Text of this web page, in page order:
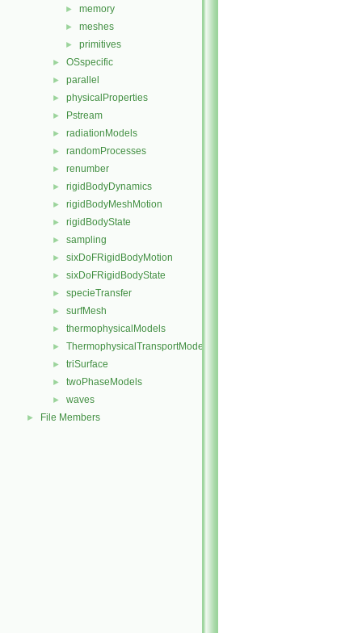
► memory
► meshes
► primitives
► OSspecific
► parallel
► physicalProperties
► Pstream
► radiationModels
► randomProcesses
► renumber
► rigidBodyDynamics
► rigidBodyMeshMotion
► rigidBodyState
► sampling
► sixDoFRigidBodyMotion
► sixDoFRigidBodyState
► specieTransfer
► surfMesh
► thermophysicalModels
► ThermophysicalTransportModels
► triSurface
► twoPhaseModels
► waves
► File Members